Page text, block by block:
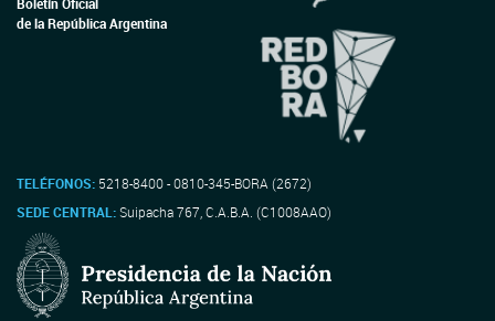
de la República Argentina
TELÉFONOS: 5218-8400 - 0810-345-BORA (2672)
SEDE CENTRAL:Suipacha 767, C.A.B.A. (C1008AAO)